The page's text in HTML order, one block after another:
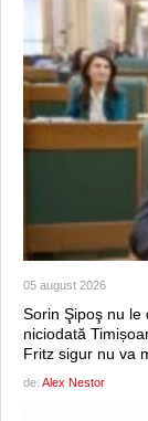
05 august 2026
Sorin Şipoş nu le
niciodată
Fritz sigur nu va
de: Alex Nestor